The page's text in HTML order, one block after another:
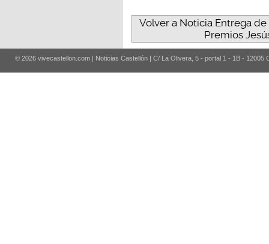
Volver a Noticia Entrega
Premios
© 2026 vivecastellon.com | Noticias Castellón | C/ La Olivera, 5 - portal 1 - 1B - 12005